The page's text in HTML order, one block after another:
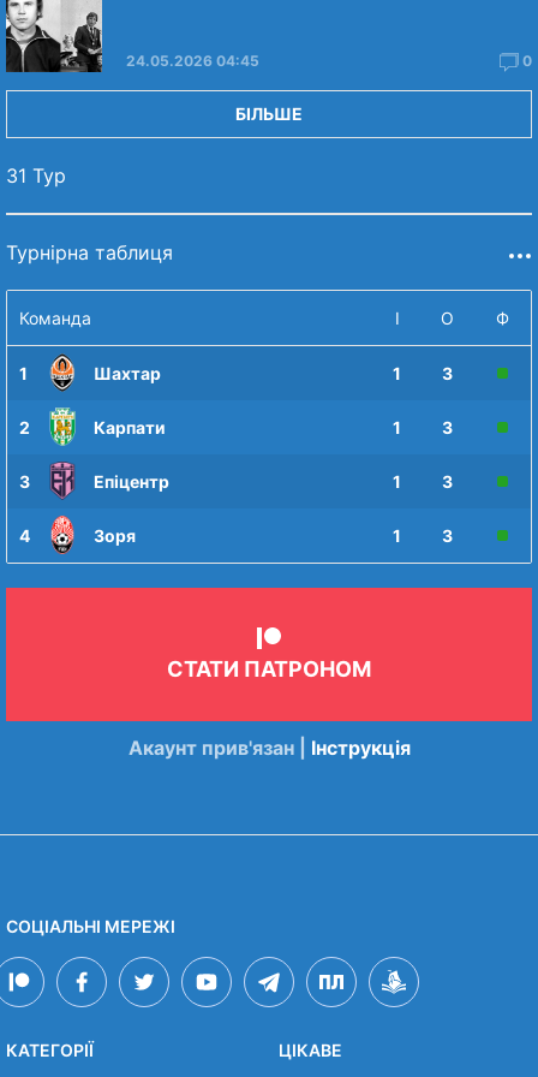
24.05.2026 04:45 0
БІЛЬШЕ
31 Тур
Турнірна таблиця
Команда І О Ф
1 Шахтар 1 3
2 Карпати 1 3
3 Епіцентр 1 3
4 Зоря 1 3
СТАТИ ПАТРОНОМ
Акаунт прив'язан | Інструкція
СОЦІАЛЬНІ МЕРЕЖІ
КАТЕГОРІЇ ЦІКАВЕ